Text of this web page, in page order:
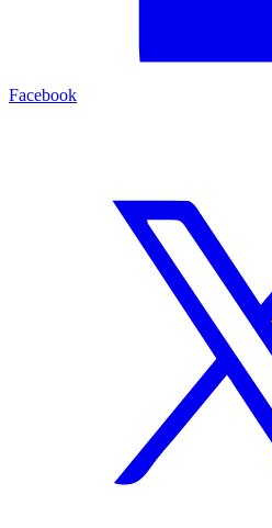
Facebook